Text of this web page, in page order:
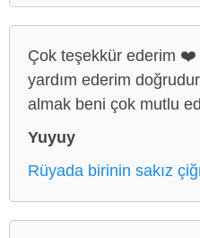
Çok teşekkür ederim ❤️
yardım ederim doğrudur
almak beni çok mutlu
Yuyuy
Rüyada birinin sakız